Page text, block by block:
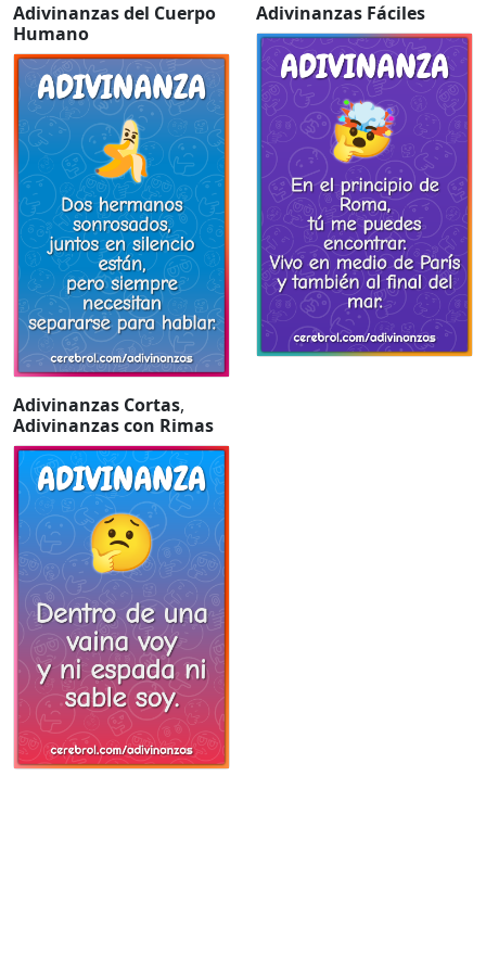
Adivinanzas del Cuerpo
Humano
Adivinanzas Fáciles
Adivinanzas Cortas,
Adivinanzas con Rimas